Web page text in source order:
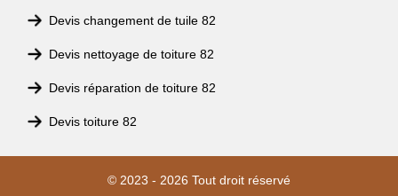
Devis changement de tuile 82
Devis nettoyage de toiture 82
Devis réparation de toiture 82
Devis toiture 82
© 2023 - 2026 Tout droit réservé